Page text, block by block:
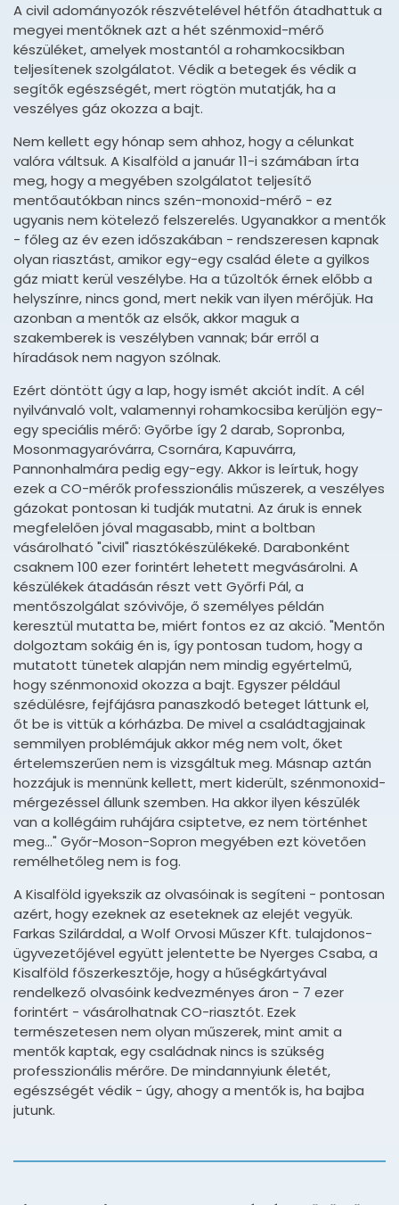
A civil adományozók részvételével hétfőn átadhattuk a
megyei mentőknek azt a hét szénmoxid-mérő
készüléket, amelyek mostantól a rohamkocsikban
teljesítenek szolgálatot. Védik a betegek és védik a
segítők egészségét, mert rögtön mutatják, ha a
veszélyes gáz okozza a bajt.
Nem kellett egy hónap sem ahhoz, hogy a célunkat
valóra váltsuk. A Kisalföld a január 11-i számában írta
meg, hogy a megyében szolgálatot teljesítő
mentőautókban nincs szén-monoxid-mérő - ez
ugyanis nem kötelező felszerelés. Ugyanakkor a mentők
- főleg az év ezen időszakában - rendszeresen kapnak
olyan riasztást, amikor egy-egy család élete a gyilkos
gáz miatt kerül veszélybe. Ha a tűzoltók érnek előbb a
helyszínre, nincs gond, mert nekik van ilyen mérőjük. Ha
azonban a mentők az elsők, akkor maguk a
szakemberek is veszélyben vannak; bár erről a
híradások nem nagyon szólnak.
Ezért döntött úgy a lap, hogy ismét akciót indít. A cél
nyilvánvaló volt, valamennyi rohamkocsiba kerüljön egy-
egy speciális mérő: Győrbe így 2 darab, Sopronba,
Mosonmagyaróvárra, Csornára, Kapuvárra,
Pannonhalmára pedig egy-egy. Akkor is leírtuk, hogy
ezek a CO-mérők professzionális műszerek, a veszélyes
gázokat pontosan ki tudják mutatni. Az áruk is ennek
megfelelően jóval magasabb, mint a boltban
vásárolható "civil" riasztókészülékeké. Darabonként
csaknem 100 ezer forintért lehetett megvásárolni. A
készülékek átadásán részt vett Győrfi Pál, a
mentőszolgálat szóvivője, ő személyes példán
keresztül mutatta be, miért fontos ez az akció. "Mentőn
dolgoztam sokáig én is, így pontosan tudom, hogy a
mutatott tünetek alapján nem mindig egyértelmű,
hogy szénmonoxid okozza a bajt. Egyszer például
szédülésre, fejfájásra panaszkodó beteget láttunk el,
őt be is vittük a kórházba. De mivel a családtagjainak
semmilyen problémájuk akkor még nem volt, őket
értelemszerűen nem is vizsgáltuk meg. Másnap aztán
hozzájuk is mennünk kellett, mert kiderült, szénmonoxid-
mérgezéssel állunk szemben. Ha akkor ilyen készülék
van a kollégáim ruhájára csiptetve, ez nem történhet
meg..." Győr-Moson-Sopron megyében ezt követően
remélhetőleg nem is fog.
A Kisalföld igyekszik az olvasóinak is segíteni - pontosan
azért, hogy ezeknek az eseteknek az elejét vegyük.
Farkas Szilárddal, a Wolf Orvosi Műszer Kft. tulajdonos-
ügyvezetőjével együtt jelentette be Nyerges Csaba, a
Kisalföld főszerkesztője, hogy a hűségkártyával
rendelkező olvasóink kedvezményes áron - 7 ezer
forintért - vásárolhatnak CO-riasztót. Ezek
természetesen nem olyan műszerek, mint amit a
mentők kaptak, egy családnak nincs is szükség
professzionális mérőre. De mindannyiunk életét,
egészségét védik - úgy, ahogy a mentők is, ha bajba
jutunk.